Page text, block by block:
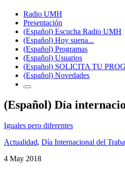
Radio UMH
Presentación
(Español) Escucha Radio UMH
(Español) Hoy suena...
(Español) Programas
(Español) Usuarios
(Español) SOLICITA TU
(Español) Novedades
(Español) Día
Iguales pero diferentes
Actualidad, Día Internacional del
4 May 2018